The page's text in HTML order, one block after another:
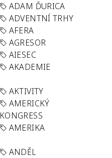
ADAM ĎURICA
ADVENTNÍ TRHY
AFERA
AGRESOR
AIESEC
AKADEMIE
AKTIVITY
AMERICKÝ
KONGRESS
AMERIKA
ANDĚL